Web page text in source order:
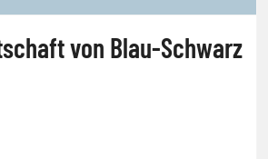
von Blau-Schwarz